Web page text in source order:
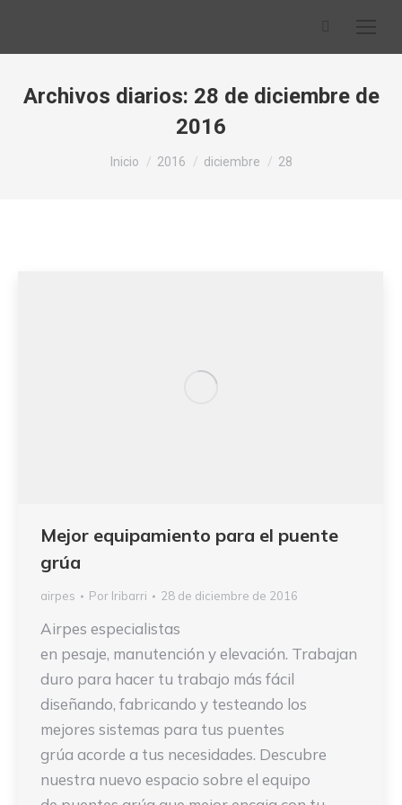
Archivos diarios: 28 de diciembre de
2016
Estás aquí:
Inicio 2016 diciembre 28
Mejor equipamiento para el puente
grúa
airpes Por Iribarri 28 de diciembre de 2016
Airpes especialistas
en pesaje, manutención y elevación. Trabajan
duro para hacer tu trabajo más fácil
diseñando, fabricando y testeando los
mejores sistemas para tus puentes
grúa acorde a tus necesidades. Descubre
nuestra nuevo espacio sobre el equipo